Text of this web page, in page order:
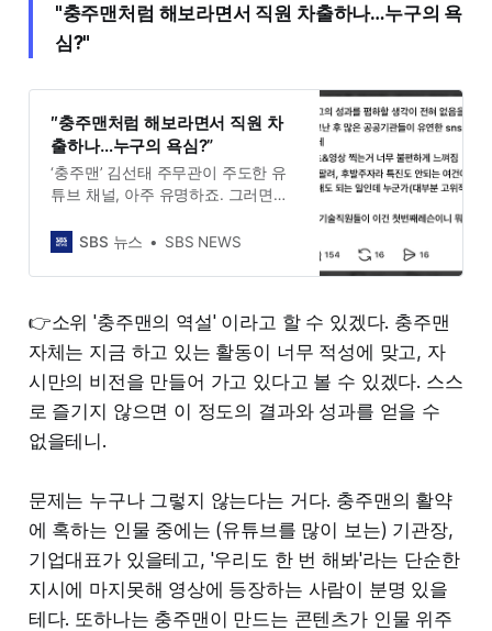
"충주맨처럼 해보라면서 직원 차출하나…누구의 욕
심?"
″충주맨처럼 해보라면서 직원 차
출하나…누구의 욕심?”
‘충주맨’ 김선태 주무관이 주도한 유
튜브 채널, 아주 유명하죠. 그러면서
활성화에 적극 나서고 있습니다. 그
적으로 보는 것 같지만은 않습니다.
SBS 뉴스 SBS NEWS
👉소위 '충주맨의 역설' 이라고 할 수 있겠다. 충주맨
자체는 지금 하고 있는 활동이 너무 적성에 맞고, 자
시만의 비전을 만들어 가고 있다고 볼 수 있겠다. 스스
로 즐기지 않으면 이 정도의 결과와 성과를 얻을 수
없을테니.
문제는 누구나 그렇지 않는다는 거다. 충주맨의 활약
에 혹하는 인물 중에는 (유튜브를 많이 보는) 기관장,
기업대표가 있을테고, '우리도 한 번 해봐'라는 단순한
지시에 마지못해 영상에 등장하는 사람이 분명 있을
테다. 또하나는 충주맨이 만드는 콘텐츠가 인물 위주